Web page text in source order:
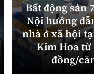
Bất động sản
Nội hướng
nhà ở xã hội
Kim Hoa từ
đồng/